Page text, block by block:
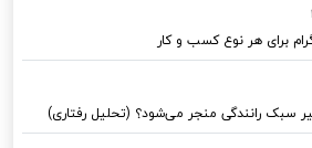
برای هر نوع کسب‌ و کار
سبک رانندگی منجر می‌شود؟ (تحلیل رفتاری)